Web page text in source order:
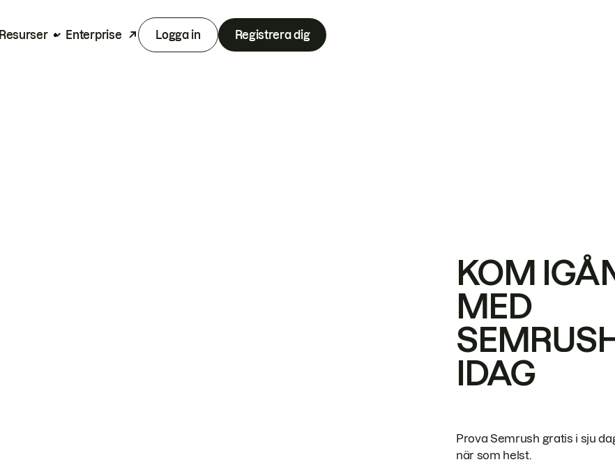
Resurser Enterprise Logga in Registrera dig
KOM
MED
IDAG
Prova Semrush gratis i sju
när som helst.